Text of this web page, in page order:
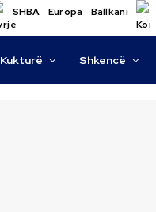
SHBA Europa Ballkani
Kukturë Shkencë